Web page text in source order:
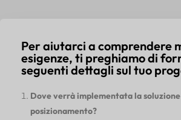
Per aiutarci a comprendere
esigenze, ti preghiamo di
seguenti dettagli sul tuo
Dove verrà implementata la
posizionamento?